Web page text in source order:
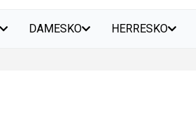
DAMESKO HERRESKO